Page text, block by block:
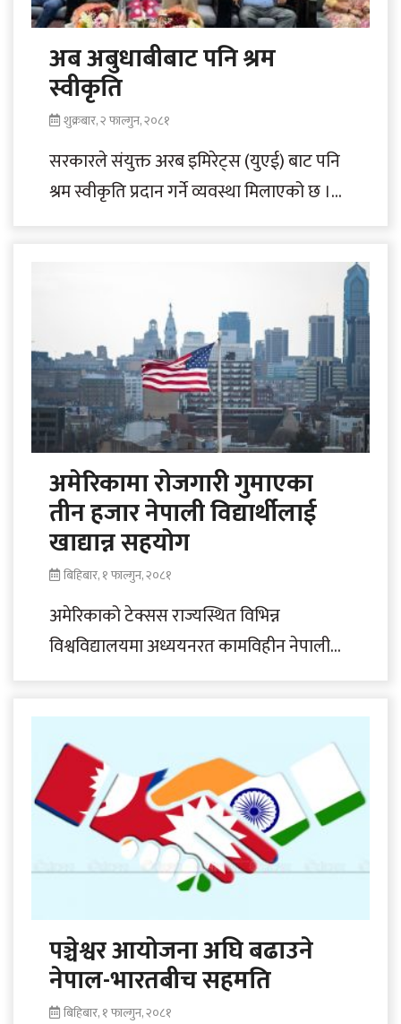
अब अबुधाबीबाट पनि श्रम
स्वीकृति
शुक्रबार, २ फाल्गुन, २०८१
सरकारले संयुक्त अरब इमिरेट्स (युएई) बाट पनि
श्रम स्वीकृति प्रदान गर्ने व्यवस्था मिलाएको छ ।
अमेरिकामा रोजगारी गुमाएका
तीन हजार नेपाली विद्यार्थीलाई
खाद्यान्न सहयोग
बिहिबार, १ फाल्गुन, २०८१
अमेरिकाको टेक्सस राज्यस्थित विभिन्न
विश्वविद्यालयमा अध्ययनरत कामविहीन नेपाली
पञ्चेश्वर आयोजना अघि बढाउने
नेपाल-भारतबीच सहमति
बिहिबार, १ फाल्गुन, २०८१